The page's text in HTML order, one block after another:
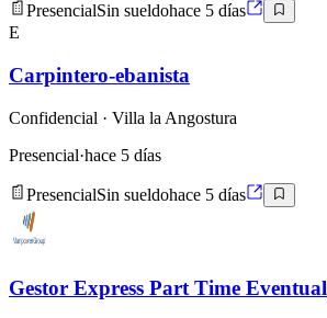
PresencialSin sueldohace 5 días
E
Carpintero-ebanista
Confidencial · Villa la Angostura
Presencial·hace 5 días
PresencialSin sueldohace 5 días
Gestor Express Part Time Eventual